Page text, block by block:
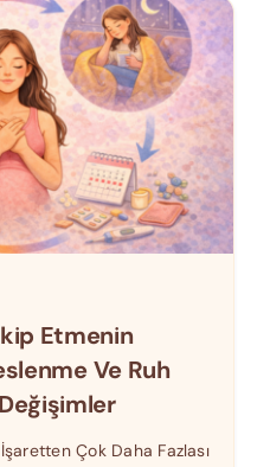
Etmenin
Ve Ruh
Çok Daha Fazlası